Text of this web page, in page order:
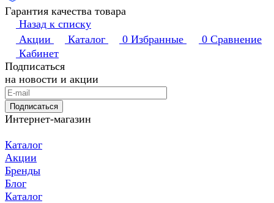
Гарантия качества товара
Назад к списку
Акции
Каталог 0 Избранные 0 Сравнение
Кабинет
Подписаться
на новости и акции
Подписаться
Интернет-магазин
Каталог
Акции
Бренды
Блог
Каталог